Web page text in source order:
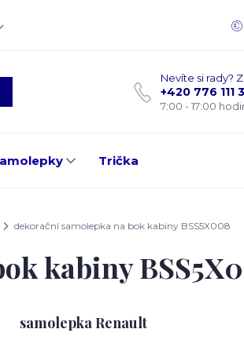
Nevíte si rady?
+420 776 111
7:00 - 17:00
Trička
dekorační samolepka na bok kabiny BSS5X008
kabiny
samolepka Renault